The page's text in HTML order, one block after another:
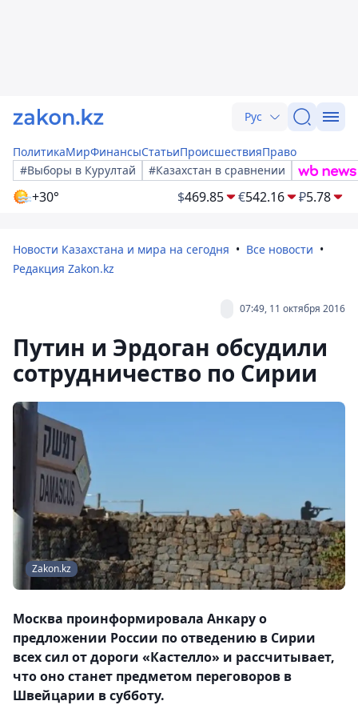
Рус
ПолитикаМирФинансыСтатьиПроисшествияПраво
#Выборы в Курултай
#Казахстан в сравнении
+30° $469.85 €542.16 ₽5.78
Новости Казахстана и мира на сегодня
Все новости
Редакция Zakon.kz
07:49, 11 октября 2016
Путин и Эрдоган обсудили
сотрудничество по Сирии
Zakon.kz
Москва проинформировала Анкару о
предложении России по отведению в Сирии
всех сил от дороги «Кастелло» и рассчитывает,
что оно станет предметом переговоров в
Швейцарии в субботу.